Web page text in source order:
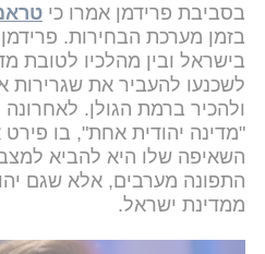
בסביבת פרידמן אמרו כי
בזמן מערכת הבחירות.
בישראל ובין מהלכיו לטובת
לשכנעו להעביר את שגרירות
ולהכיר ברמת הגולן.
"מדינה יהודית אחת", בו
השאיפה שלו היא להביא
התפונה מערבים, אלא שגם
ממדינת ישראל.